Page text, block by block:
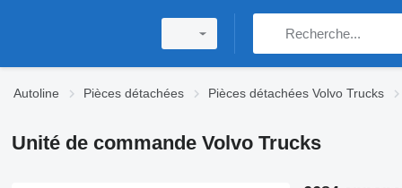
Autoline Pièces détachées Pièces détachées Volvo Trucks
Unité de commande Volvo Trucks